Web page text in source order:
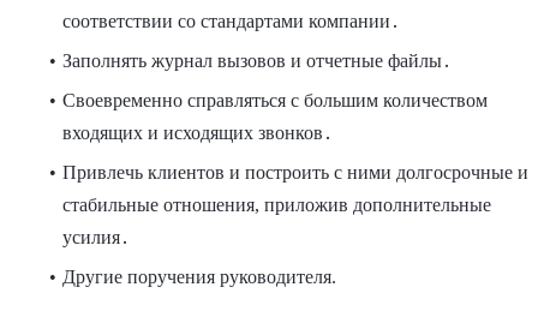
соответствии со стандартами компании․
Заполнять журнал вызовов и отчетные файлы․
Своевременно справляться с большим количеством
входящих и исходящих звонков․
Привлечь клиентов и построить с ними долгосрочные и
стабильные отношения, приложив дополнительные
усилия․
Другие поручения руководителя.